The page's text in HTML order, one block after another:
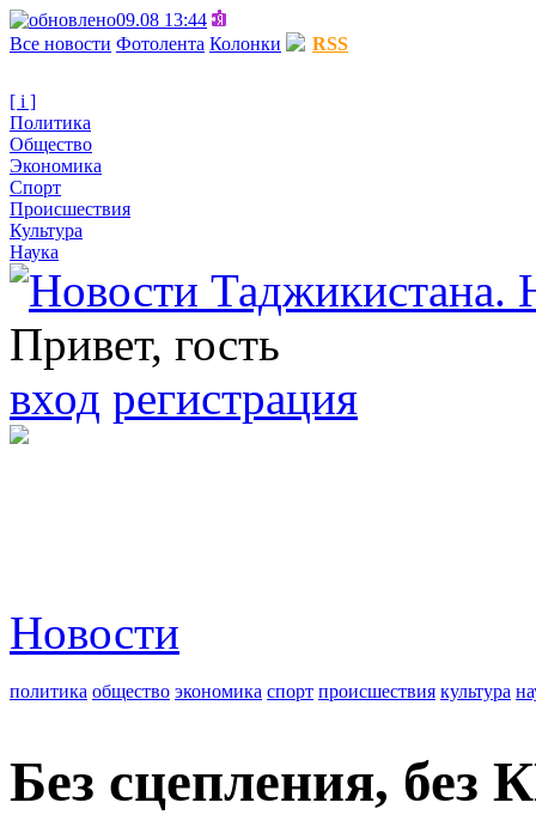
09.08 13:44
Все новости Фотолента Колонки RSS
[ i ]
Политика
Общество
Экономика
Спорт
Происшествия
Культура
Наука
Привет, гость
вход регистрация
Новости
политика общество экономика спорт происшествия культура
Без сцепления, без